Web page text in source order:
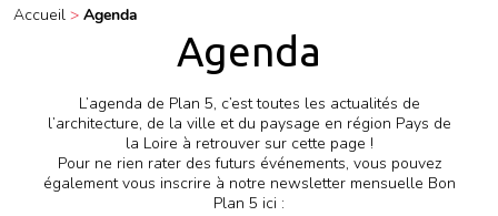
RESSOURCES
Expositions itinérantes
Carnets de chantier
Podcasts
VIDÉOS
Interviews
Visites
Accueil > Agenda
Agenda
L’agenda de Plan 5, c’est toutes les actualités de
l’architecture, de la ville et du paysage en région Pays de
la Loire à retrouver sur cette page !
Pour ne rien rater des futurs événements, vous pouvez
également vous inscrire à notre newsletter mensuelle Bon
Plan 5 ici :